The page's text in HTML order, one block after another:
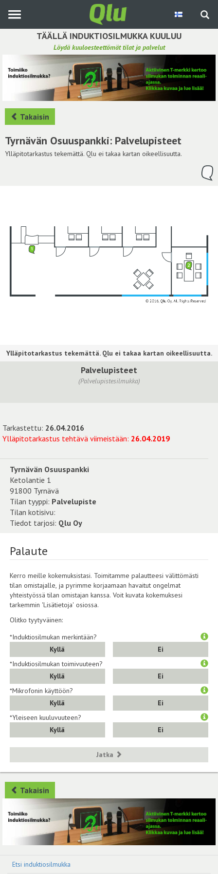
pääsisältöön
TÄÄLLÄ INDUKTIOSILMUKKA KUULUU
Löydä kuuloesteettömät tilat ja palvelut
Etsi induktiosilmukka
Tee ehdotus ja vaikuta kuulemiskokemukseen
Hae ehdotuksia
Käyttöohje
Yhteydenottopyyntö
Takaisin
Tyrnävän Osuuspankki: Palvelupisteet
Ylläpitotarkastus tekemättä. Qlu ei takaa kartan oikeellisuutta.
Palvelupisteet
(Palvelupistesilmukka)
Tarkastettu: 26.04.2016
Ylläpitotarkastus tehtävä viimeistään: 26.04.2019
Tyrnävän Osuuspankki
Ketolantie 1
91800 Tyrnävä
Tilan tyyppi: Palvelupiste
Tilan kotisivu:
Tiedot tarjosi: Qlu Oy
Palaute
Kerro meille kokemuksistasi. Toimitamme palautteesi välittömästi
tilan omistajalle, ja pyrimme korjaamaan havaitut ongelmat
yhteistyössä tilan omistajan kanssa. Voit kuvata kokemuksesi
tarkemmin 'Lisätietoja' osiossa.
Olitko tyytyväinen:
*Induktiosilmukan merkintään?
Kyllä
Ei
*Induktiosilmukan toimivuuteen?
Kyllä
Ei
*Mikrofonin käyttöön?
Kyllä
Ei
*Yleiseen kuuluvuuteen?
Kyllä
Ei
Jatka
Takaisin
Etsi induktiosilmukka